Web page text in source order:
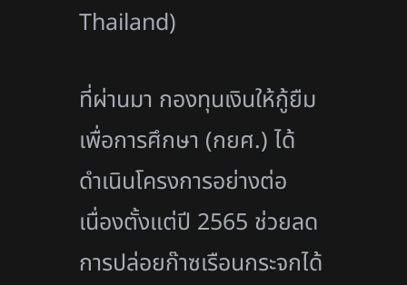
Thailand)
ที่ผ่านมา กองทุนเงินให้กู้ยืม
เพื่อการศึกษา (กยศ.) ได้
ดำเนินโครงการอย่างต่อ
เนื่องตั้งแต่ปี 2565 ช่วยลด
การปล่อยก๊าซเรือนกระจกได้